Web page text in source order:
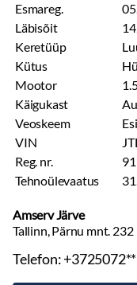
Esmareg.
Läbisõit
Keretüüp
Kütus
Mootor
Käigukast
Veoskeem
VIN
Reg. nr.
Tehnoülevaatus
Amserv Järve
Tallinn, Pärnu mnt. 232
Telefon: